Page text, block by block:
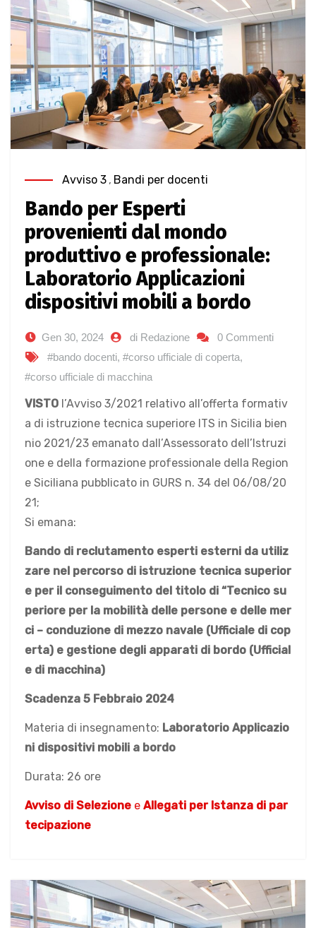
Avviso 3 , Bandi per docenti
Bando per Esperti
provenienti dal mondo
produttivo e professionale:
Laboratorio Applicazioni
dispositivi mobili a bordo
Gen 30, 2024 di Redazione
0 Commenti
#bando docenti, #corso ufficiale di coperta,
#corso ufficiale di macchina
VISTO l’Avviso 3/2021 relativo all’offerta formativ
a di istruzione tecnica superiore ITS in Sicilia bien
nio 2021/23 emanato dall’Assessorato dell’Istruzi
one e della formazione professionale della Region
e Siciliana pubblicato in GURS n. 34 del 06/08/20
21;
Si emana:
Bando di reclutamento esperti esterni da utiliz
zare nel percorso di istruzione tecnica superior
e per il conseguimento del titolo di “Tecnico su
periore per la mobilità delle persone e delle mer
ci – conduzione di mezzo navale (Ufficiale di cop
erta) e gestione degli apparati di bordo (Ufficial
e di macchina)
Scadenza 5 Febbraio 2024
Materia di insegnamento: Laboratorio Applicazio
ni dispositivi mobili a bordo
Durata: 26 ore
Avviso di Selezione e Allegati per Istanza di par
tecipazione